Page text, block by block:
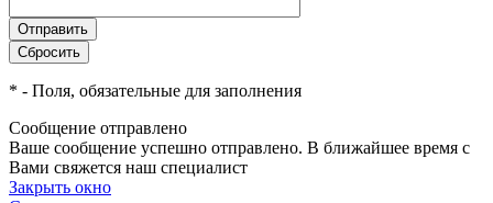
* - Поля, обязательные для заполнения
Сообщение отправлено
Ваше сообщение успешно отправлено. В ближайшее время с
Вами свяжется наш специалист
Закрыть окно